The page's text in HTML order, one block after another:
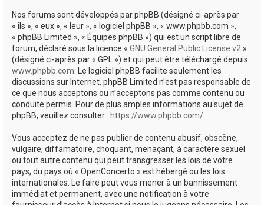
Nos forums sont développés par phpBB (désigné ci-après par
« ils », « eux », « leur », « logiciel phpBB », « www.phpbb.com »,
« phpBB Limited », « Équipes phpBB ») qui est un script libre de
forum, déclaré sous la licence « GNU General Public License v2 »
(désigné ci-après par « GPL ») et qui peut être téléchargé depuis
www.phpbb.com. Le logiciel phpBB facilite seulement les
discussions sur Internet. phpBB Limited n’est pas responsable de
ce que nous acceptons ou n’acceptons pas comme contenu ou
conduite permis. Pour de plus amples informations au sujet de
phpBB, veuillez consulter : https://www.phpbb.com/.
Vous acceptez de ne pas publier de contenu abusif, obscène,
vulgaire, diffamatoire, choquant, menaçant, à caractère sexuel
ou tout autre contenu qui peut transgresser les lois de votre
pays, du pays où « OpenConcerto » est hébergé ou les lois
internationales. Le faire peut vous mener à un bannissement
immédiat et permanent, avec une notification à votre